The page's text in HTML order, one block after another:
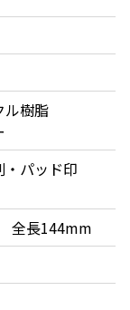
ル樹脂
・パッド印
全長144mm